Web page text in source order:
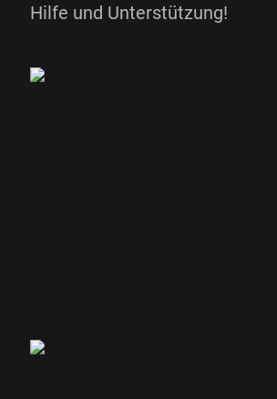
Hilfe und Unterstützung!